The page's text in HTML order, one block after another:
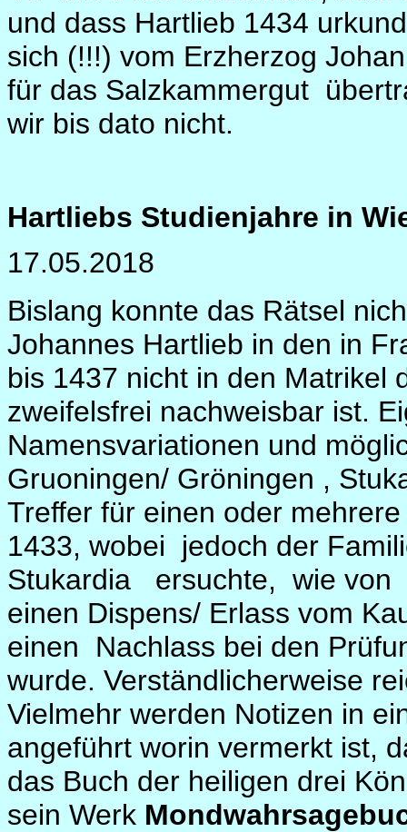
und dass Hartlieb 1434
sich (!!!) vom Erzherzog
für das Salzkammergut
wir bis dato nicht.
Hartliebs Studienjahre in
17.05.2018
Bislang konnte das Rätsel
Johannes Hartlieb in den in
bis 1437 nicht in den Matrikel
zweifelsfrei nachweisbar ist.
Namensvariationen und
Gruoningen/ Gröningen ,
Treffer für einen oder
1433, wobei
jedoch der
Stukardia
ersuchte, wie von
einen Dispens/ Erlass vom
einen
Nachlass bei den
wurde. Verständlicherweise
Vielmehr werden Notizen in
angeführt worin vermerkt ist,
das Buch der heiligen drei
sein Werk